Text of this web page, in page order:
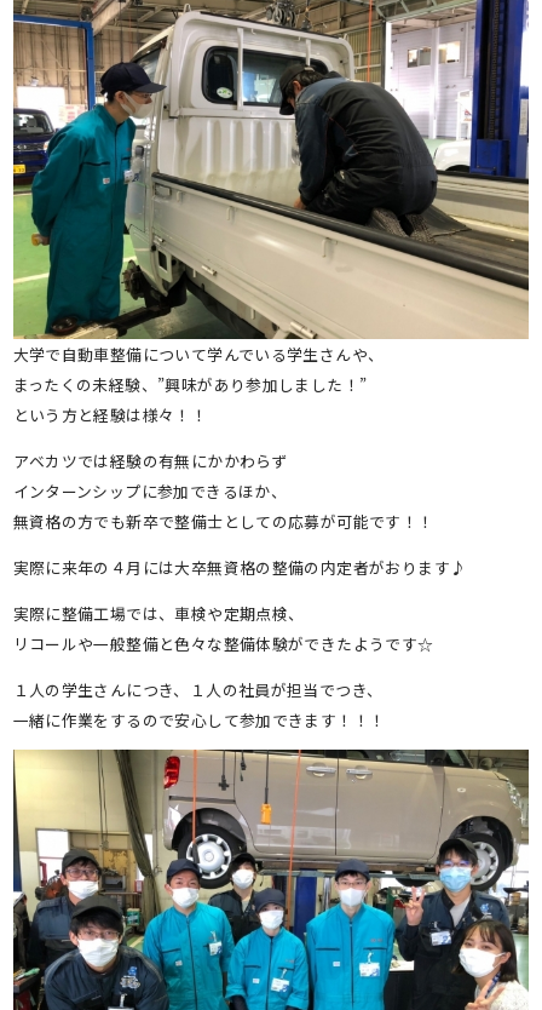
大学で自動車整備について学んでいる学生さんや、
まったくの未経験、”興味があり参加しました！”
という方と経験は様々！！
アベカツでは経験の有無にかかわらず
インターンシップに参加できるほか、
無資格の方でも新卒で整備士としての応募が可能です！！
実際に来年の４月には大卒無資格の整備の内定者がおります♪
実際に整備工場では、車検や定期点検、
リコールや一般整備と色々な整備体験ができたようです☆
１人の学生さんにつき、１人の社員が担当でつき、
一緒に作業をするので安心して参加できます！！！